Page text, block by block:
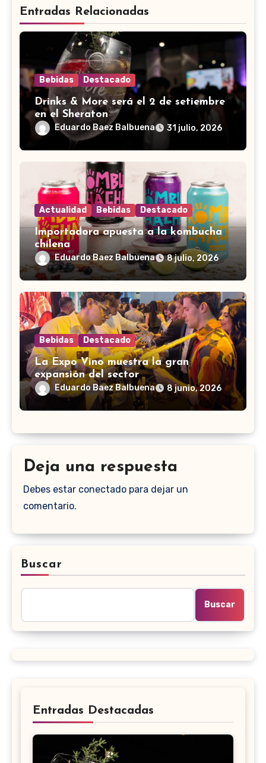
Entradas Relacionadas
Bebidas Destacado
Drinks & More será el 2 de setiembre
en el Sheraton
Eduardo Baez Balbuena 31 julio, 2026
Actualidad Bebidas Destacado
Importadora apuesta a la kombucha
chilena
Eduardo Baez Balbuena 8 julio, 2026
Bebidas Destacado
La Expo Vino muestra la gran
expansión del sector
Eduardo Baez Balbuena 8 junio, 2026
Deja una respuesta
Debes estar conectado para dejar un
comentario.
Buscar
Buscar
Entradas Destacadas